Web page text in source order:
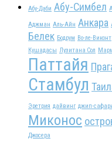
Абу-Даби Абу-Симбел
Аджман Аль-Айн Анкара
Белек Бодрум Во-ле-Виконт
Кушадасы Лузитана Сол
Паттайя
Стамбул
Эретрия дайвинг джип-
Миконос
Джосера